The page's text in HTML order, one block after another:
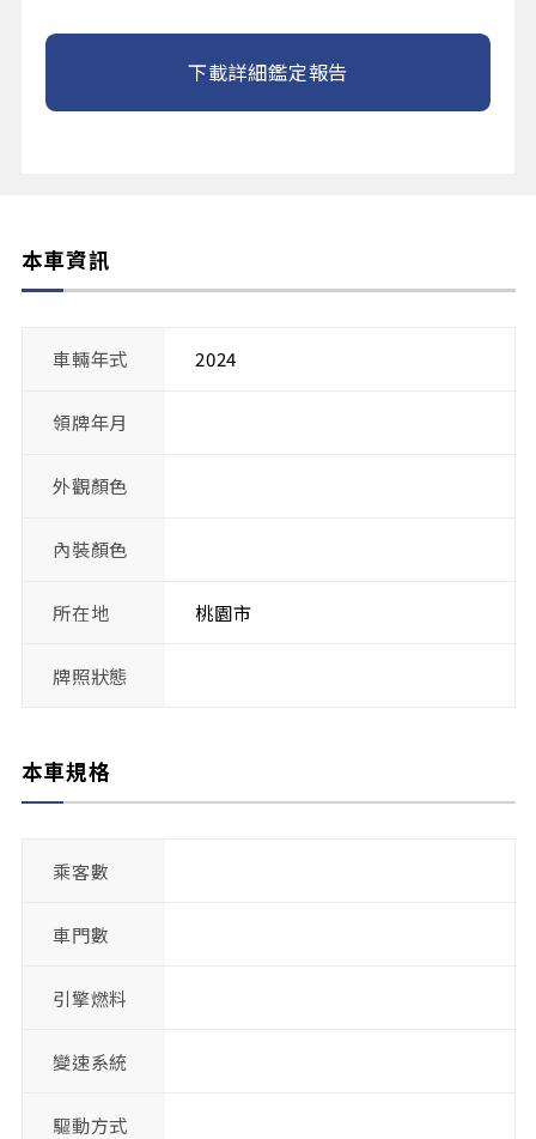
下載詳細鑑定報告
本車資訊
車輛年式 2024
領牌年月
外觀顏色
內裝顏色
所在地 桃園市
牌照狀態
本車規格
乘客數
車門數
引擎燃料
變速系統
驅動方式